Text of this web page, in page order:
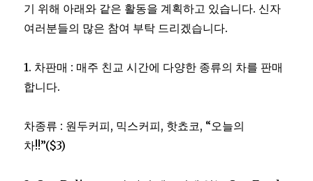
기 위해 아래와 같은 활동을 계획하고 있습니다. 신자
여러분들의 많은 참여 부탁 드리겠습니다.
1. 차판매 : 매주 친교 시간에 다양한 종류의 차를 판매
합니다.
차종류 : 원두커피, 믹스커피, 핫쵸코, “오늘의
차!!”($3)